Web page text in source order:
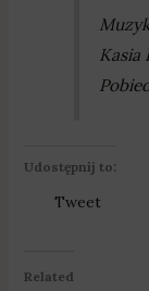
Kasia
Udostępnij to:
Tweet
Related